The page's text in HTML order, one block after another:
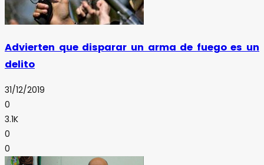
Advierten que disparar un arma de fuego es un
delito
31/12/2019
0
3.1K
0
0